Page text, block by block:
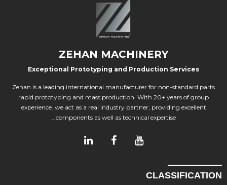
ZEHAN MACHINERY
Exceptional Prototyping and Production Services
Zehan is a leading international manufacturer for non-standard parts
rapid prototyping and mass production. With 20+ years of group
experience. we act as a real industry partner, providing excellent
components as well as technical expertise...
CLASSIFICATION